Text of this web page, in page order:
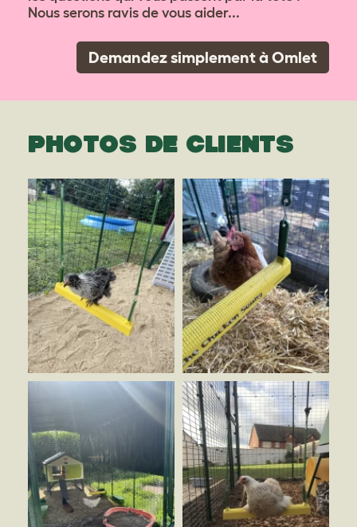
Nous serons ravis de vous aider...
Demandez simplement à Omlet
PHOTOS DE CLIENTS